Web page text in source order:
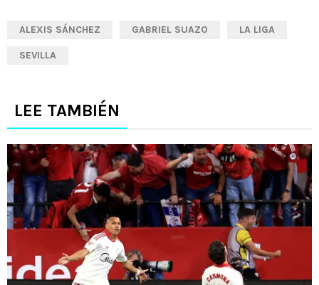
ALEXIS SÁNCHEZ GABRIEL SUAZO LA LIGA
SEVILLA
LEE TAMBIÉN